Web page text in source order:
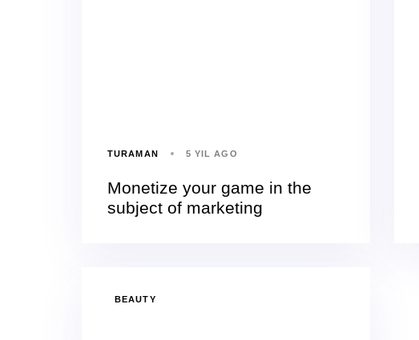
TURAMAN 5 YIL AGO
Monetize your game in the
subject of marketing
BEAUTY